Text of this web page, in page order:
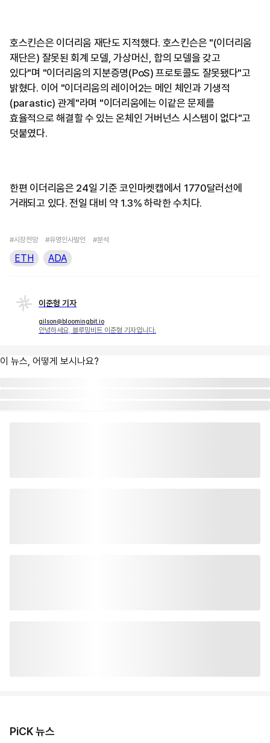
호스킨슨은 이더리움 재단도 지적했다. 호스킨슨은 "(이더리움
재단은) 잘못된 회계 모델, 가상머신, 합의 모델을 갖고
있다"며 "이더리움의 지분증명(PoS) 프로토콜도 잘못됐다"고
밝혔다. 이어 "이더리움의 레이어2는 메인 체인과 기생적
(parastic) 관계"라며 "이더리움에는 이같은 문제를
효율적으로 해결할 수 있는 온체인 거버넌스 시스템이 없다"고
덧붙였다.
한편 이더리움은 24일 기준 코인마켓캡에서 1770달러선에
거래되고 있다. 전일 대비 약 1.3% 하락한 수치다.
#시장전망 #유명인사발언 #분석
ETH ADA
이준형 기자
gilson@bloomingbit.io
안녕하세요, 블루밍비트 이준형 기자입니다.
이 뉴스, 어떻게 보시나요?
PiCK 뉴스